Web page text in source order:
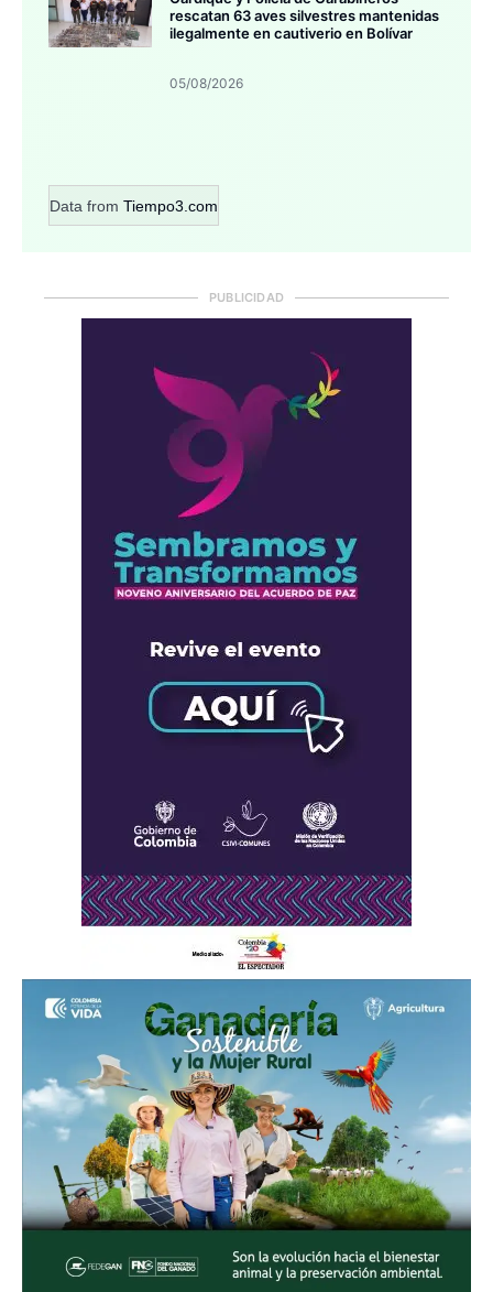
rescatan 63 aves silvestres mantenidas
ilegalmente en cautiverio en Bolívar
05/08/2026
Data from Tiempo3.com
PUBLICIDAD